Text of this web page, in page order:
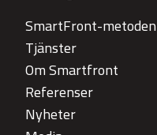
SmartFront-metoden
Tjänster
Om Smartfront
Referenser
Nyheter